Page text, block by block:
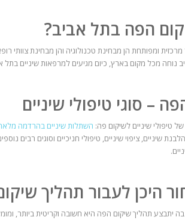
הפה בתל אביב?
ומפותחת הן מבחינת טכנולוגיה והן מבחינת צוותי
נוחה מכל מקום בארץ, כיום מגיעים למרפאות שיניים
– סוגי טיפולי שיניים
טיפולי שיניים לשיקום פה: השתלות שיניים בהרדמה
שיניים, ציפוי שיניים, טיפולי חניכיים וסוגים רבים
היכן לעבור תהליך
יתבצע תהליך שיקום הפה היא חשובה וקריטית ביותר,